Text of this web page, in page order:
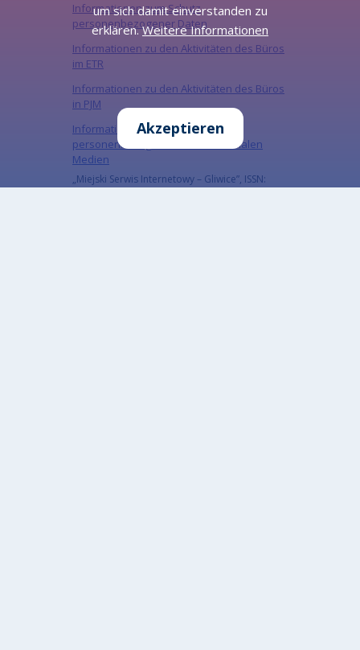
Informationen zum Schutz
personenbezogener Daten
Informationen zu den Aktivitäten des Büros
im ETR
Informationen zu den Aktivitäten des Büros
in PJM
Informationen zum Schutz
personenbezogener Daten in sozialen
Medien
„Miejski Serwis Internetowy – Gliwice”, ISSN:
um sich damit einverstanden zu
erklären.Weitere Informationen
Akzeptieren